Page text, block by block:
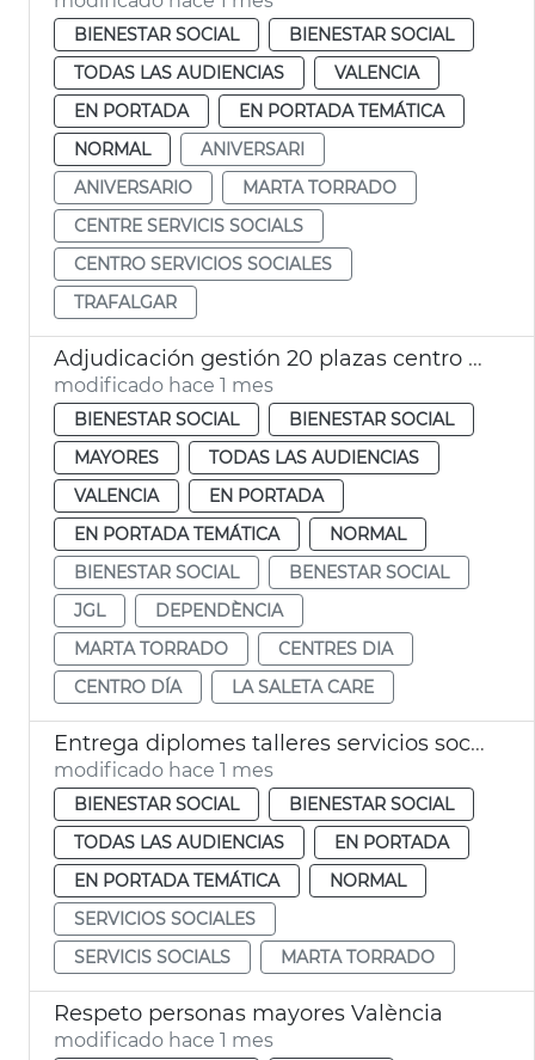
BIENESTAR SOCIAL
BIENESTAR SOCIAL
TODAS LAS AUDIENCIAS
VALENCIA
EN PORTADA
EN PORTADA TEMÁTICA
NORMAL
ANIVERSARI
ANIVERSARIO
MARTA TORRADO
CENTRE SERVICIS SOCIALS
CENTRO SERVICIOS SOCIALES
TRAFALGAR
Adjudicación gestión 20 plazas centro día privados València
modificado hace 1 mes
BIENESTAR SOCIAL
BIENESTAR SOCIAL
MAYORES
TODAS LAS AUDIENCIAS
VALENCIA
EN PORTADA
EN PORTADA TEMÁTICA
NORMAL
BIENESTAR SOCIAL
BENESTAR SOCIAL
JGL
DEPENDÈNCIA
MARTA TORRADO
CENTRES DIA
CENTRO DÍA
LA SALETA CARE
Entrega diplomes talleres servicios sociales València
modificado hace 1 mes
BIENESTAR SOCIAL
BIENESTAR SOCIAL
TODAS LAS AUDIENCIAS
EN PORTADA
EN PORTADA TEMÁTICA
NORMAL
SERVICIOS SOCIALES
SERVICIS SOCIALS
MARTA TORRADO
Respeto personas mayores València
modificado hace 1 mes